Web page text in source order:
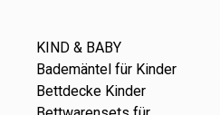
KIND & BABY
Bademäntel für Kinder
Bettdecke Kinder